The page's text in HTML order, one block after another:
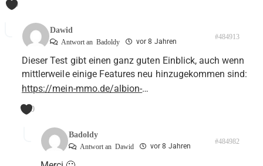
0
Dawid
Antwort an Badoldy vor 8 Jahren
#484913
Dieser Test gibt einen ganz guten Einblick, auch wenn
mittlerweile einige Features neu hinzugekommen sind:
https://mein-mmo.de/albion-…
0
Badoldy
Antwort an Dawid vor 8 Jahren
#484982